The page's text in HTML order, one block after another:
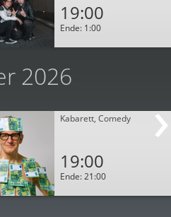
19:00
Ende: 1:00
2026
Kabarett, Comedy
19:00
Ende: 21:00